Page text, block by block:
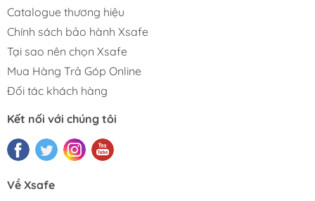
Catalogue thương hiệu
Chính sách bảo hành Xsafe
Tại sao nên chọn Xsafe
Mua Hàng Trả Góp Online
Đối tác khách hàng
Kết nối với chúng tôi
Về Xsafe